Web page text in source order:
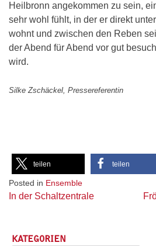
Heilbronn angekommen zu sein,
sehr wohl fühlt, in der er direkt
wohnt und zwischen den Reben
der Abend für Abend vor gut
wird.
Silke Zschäckel, Pressereferentin
teilen teilen
Posted in Ensemble
Beitragsnavigation
In der Schaltzentrale
KATEGORIEN